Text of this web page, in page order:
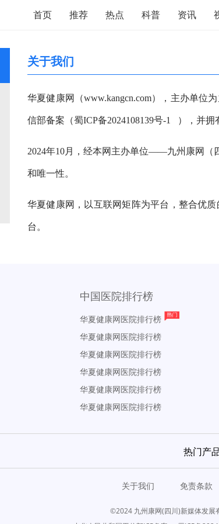
首页 推荐 热点 科普 资讯
关于我们
华夏健康网（www.kangcn.com），主办单位
信部备案（蜀ICP备2024108139号-1 ），并拥
2024年10月，经本网主办单位——九州康网（
和唯一性。
华夏健康网，以互联网矩阵为平台，整合优
台。
中国医院排行榜
华夏健康网医院排行榜
华夏健康网医院排行榜
华夏健康网医院排行榜
华夏健康网医院排行榜
华夏健康网医院排行榜
华夏健康网医院排行榜
热门产
关于我们 免责条款
©2024 九州康网(四川)新媒体发展